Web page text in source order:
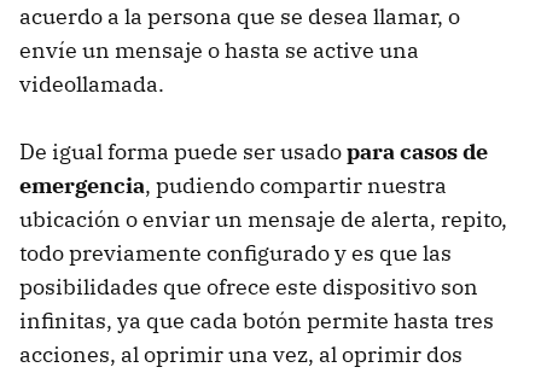
acuerdo a la persona que se desea llamar, o
envíe un mensaje o hasta se active una
videollamada.
De igual forma puede ser usadopara casos de
emergencia, pudiendo compartir nuestra
ubicación o enviar un mensaje de alerta, repito,
todo previamente configurado y es que las
posibilidades que ofrece este dispositivo son
infinitas, ya que cada botón permite hasta tres
acciones, al oprimir una vez, al oprimir dos